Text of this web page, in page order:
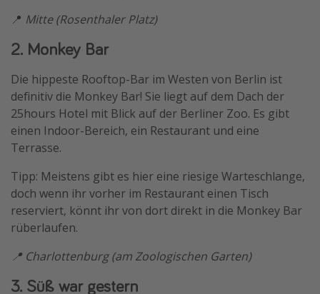
Silvesterreisen
Last Minute Urlaub Deutschland
📍 Mitte (Rosenthaler Platz)
2. Monkey Bar
Die hippeste Rooftop-Bar im Westen von Berlin ist
definitiv die Monkey Bar! Sie liegt auf dem Dach der
25hours Hotel mit Blick auf der Berliner Zoo. Es gibt
einen Indoor-Bereich, ein Restaurant und eine
Terrasse.
Tipp: Meistens gibt es hier eine riesige Warteschlange,
doch wenn ihr vorher im Restaurant einen Tisch
reserviert, könnt ihr von dort direkt in die Monkey Bar
rüberlaufen.
📍 Charlottenburg (am Zoologischen Garten)
3. Süß war gestern